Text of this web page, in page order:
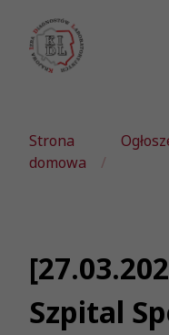
Strona
domowa
Szpital